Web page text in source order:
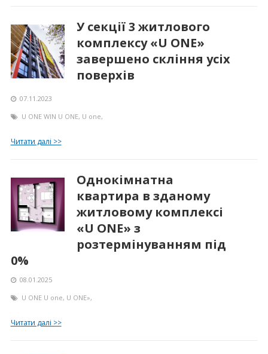
У секції 3 житлового
комплексу «U ONE»
завершено скління усіх
поверхів
07.11.2023
U ONE WIN U ONE, U one,
Читати далі >>
Однокімнатна
квартира в зданому
житловому комплексі
«U ONE» з
розтермінуванням під
0%
08.01.2025
U ONE U one, U ONE»,
Читати далі >>